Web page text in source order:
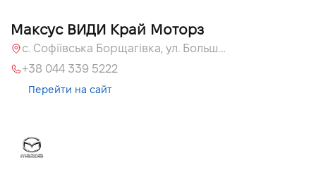
Максус ВИДИ Край Моторз
с. Софіївська Борщагівка, ул. Большая Кольцевая, 60а
+38 044 339 5222
Перейти на сайт